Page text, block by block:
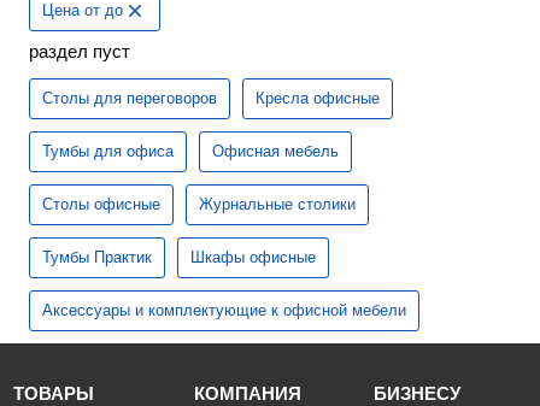
Цена от до
раздел пуст
Столы для переговоров Кресла офисные
Тумбы для офиса Офисная мебель
Столы офисные Журнальные столики
Тумбы Практик Шкафы офисные
Аксессуары и комплектующие к офисной мебели
ТОВАРЫ КОМПАНИЯ БИЗНЕСУ